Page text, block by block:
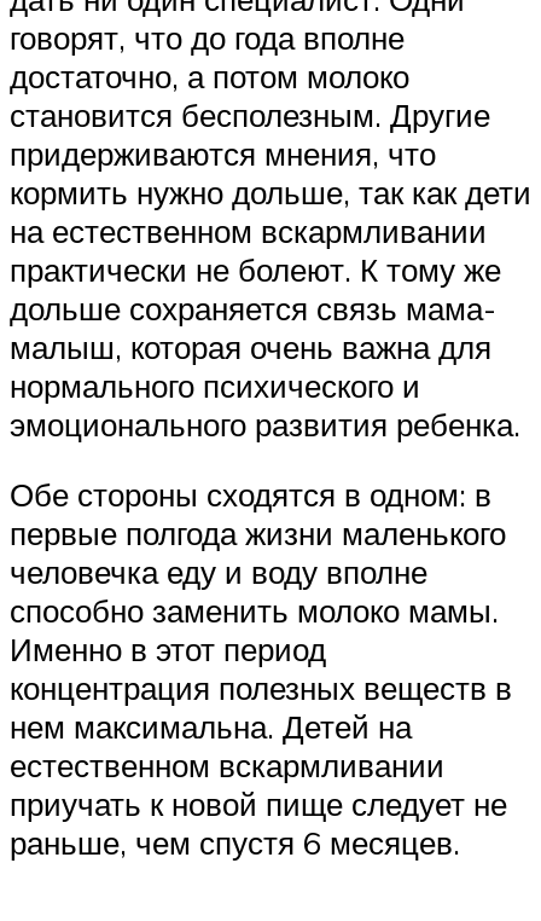
говорят, что до года вполне
достаточно, а потом молоко
становится бесполезным. Другие
придерживаются мнения, что
кормить нужно дольше, так как дети
на естественном вскармливании
практически не болеют. К тому же
дольше сохраняется связь мама-
малыш, которая очень важна для
нормального психического и
эмоционального развития ребенка.
Обе стороны сходятся в одном: в
первые полгода жизни маленького
человечка еду и воду вполне
способно заменить молоко мамы.
Именно в этот период
концентрация полезных веществ в
нем максимальна. Детей на
естественном вскармливании
приучать к новой пище следует не
раньше, чем спустя 6 месяцев.